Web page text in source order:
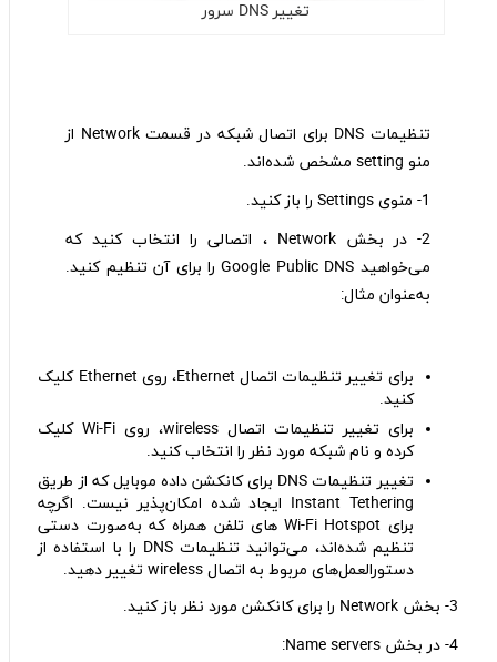
تغییر DNS سرور
تنظیمات DNS برای اتصال شبکه در قسمت Network از
منو setting مشخص شده‌اند.
1- منوی Settings را باز کنید.
2- در بخش Network ، اتصالی را انتخاب کنید که
می‌خواهید Google Public DNS را برای آن تنظیم کنید.
به‌عنوان مثال:
برای تغییر تنظیمات اتصال Ethernet، روی Ethernet کلیک
کنید.
برای تغییر تنظیمات اتصال wireless، روی Wi-Fi کلیک
کرده و نام شبکه مورد نظر را انتخاب کنید.
تغییر تنظیمات DNS برای کانکشن داده موبایل که از طریق
Instant Tethering ایجاد شده امکان‌پذیر نیست. اگرچه
برای Wi-Fi Hotspot های تلفن همراه که به‌صورت دستی
تنظیم شده‌اند، می‌توانید تنظیمات DNS را با استفاده از
دستورالعمل‌های مربوط به اتصال wireless تغییر دهید.
3- بخش Network را برای کانکشن مورد نظر باز کنید.
4- در بخش Name servers: